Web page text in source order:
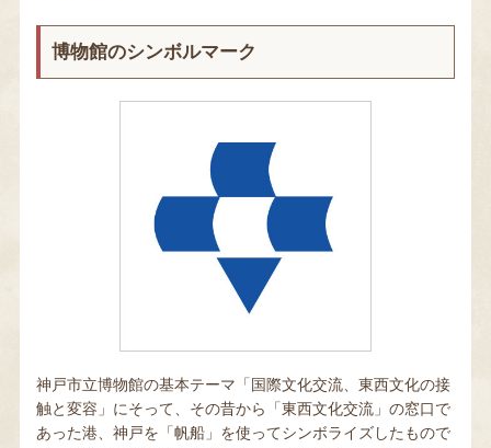
博物館のシンボルマーク
神戸市立博物館の基本テーマ「国際文化交流、東西文化の接
触と変容」にそって、その昔から「東西文化交流」の窓口で
あった港、神戸を「帆船」を使ってシンボライズしたもので